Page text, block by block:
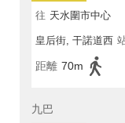
往 天水圍市中心
皇后街, 干諾道西
距離 70m
九巴